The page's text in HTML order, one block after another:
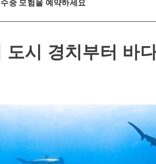
중 모험을 예약하세요
시 경치부터 바